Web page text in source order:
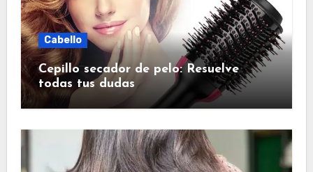
Cabello
Cepillo secador de pelo: Resuelve
todas tus dudas